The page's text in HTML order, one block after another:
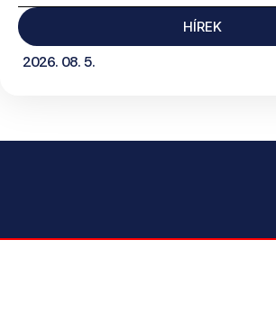
HÍREK
2026. 08. 5.